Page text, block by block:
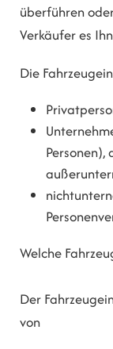
überführen
Verkäufer es
Die
Personen),
Welche
Der
von